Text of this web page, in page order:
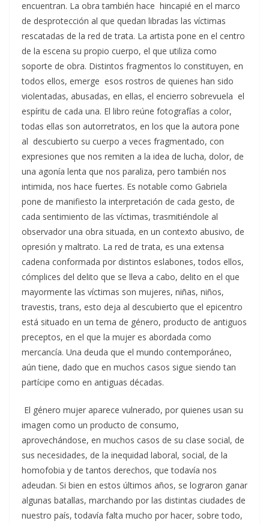
encuentran. La obra también hace hincapié en el marco
de desprotección al que quedan libradas las víctimas
rescatadas de la red de trata. La artista pone en el centro
de la escena su propio cuerpo, el que utiliza como
soporte de obra. Distintos fragmentos lo constituyen, en
todos ellos, emerge esos rostros de quienes han sido
violentadas, abusadas, en ellas, el encierro sobrevuela el
espíritu de cada una. El libro reúne fotografías a color,
todas ellas son autorretratos, en los que la autora pone
al descubierto su cuerpo a veces fragmentado, con
expresiones que nos remiten a la idea de lucha, dolor, de
una agonía lenta que nos paraliza, pero también nos
intimida, nos hace fuertes. Es notable como Gabriela
pone de manifiesto la interpretación de cada gesto, de
cada sentimiento de las víctimas, trasmitiéndole al
observador una obra situada, en un contexto abusivo, de
opresión y maltrato. La red de trata, es una extensa
cadena conformada por distintos eslabones, todos ellos,
cómplices del delito que se lleva a cabo, delito en el que
mayormente las víctimas son mujeres, niñas, niños,
travestis, trans, esto deja al descubierto que el epicentro
está situado en un tema de género, producto de antiguos
preceptos, en el que la mujer es abordada como
mercancía. Una deuda que el mundo contemporáneo,
aún tiene, dado que en muchos casos sigue siendo tan
partícipe como en antiguas décadas.
El género mujer aparece vulnerado, por quienes usan su
imagen como un producto de consumo,
aprovechándose, en muchos casos de su clase social, de
sus necesidades, de la inequidad laboral, social, de la
homofobia y de tantos derechos, que todavía nos
adeudan. Si bien en estos últimos años, se lograron ganar
algunas batallas, marchando por las distintas ciudades de
nuestro país, todavía falta mucho por hacer, sobre todo,